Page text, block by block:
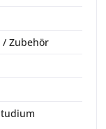
/ Zubehör